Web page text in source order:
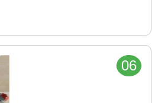
06